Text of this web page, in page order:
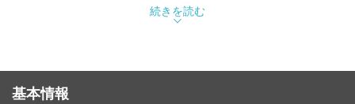
・山喜多おすすめ宴会コース…3,500円（税込）
◆もつ串焼き
・シロコロ … 150円（税抜）
続きを読む
基本情報